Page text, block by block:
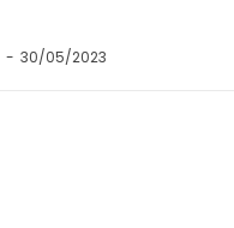
- 30/05/2023